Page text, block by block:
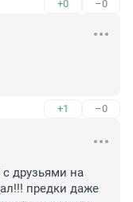
+0 –0
+1 –0
друзьями на
предки даже